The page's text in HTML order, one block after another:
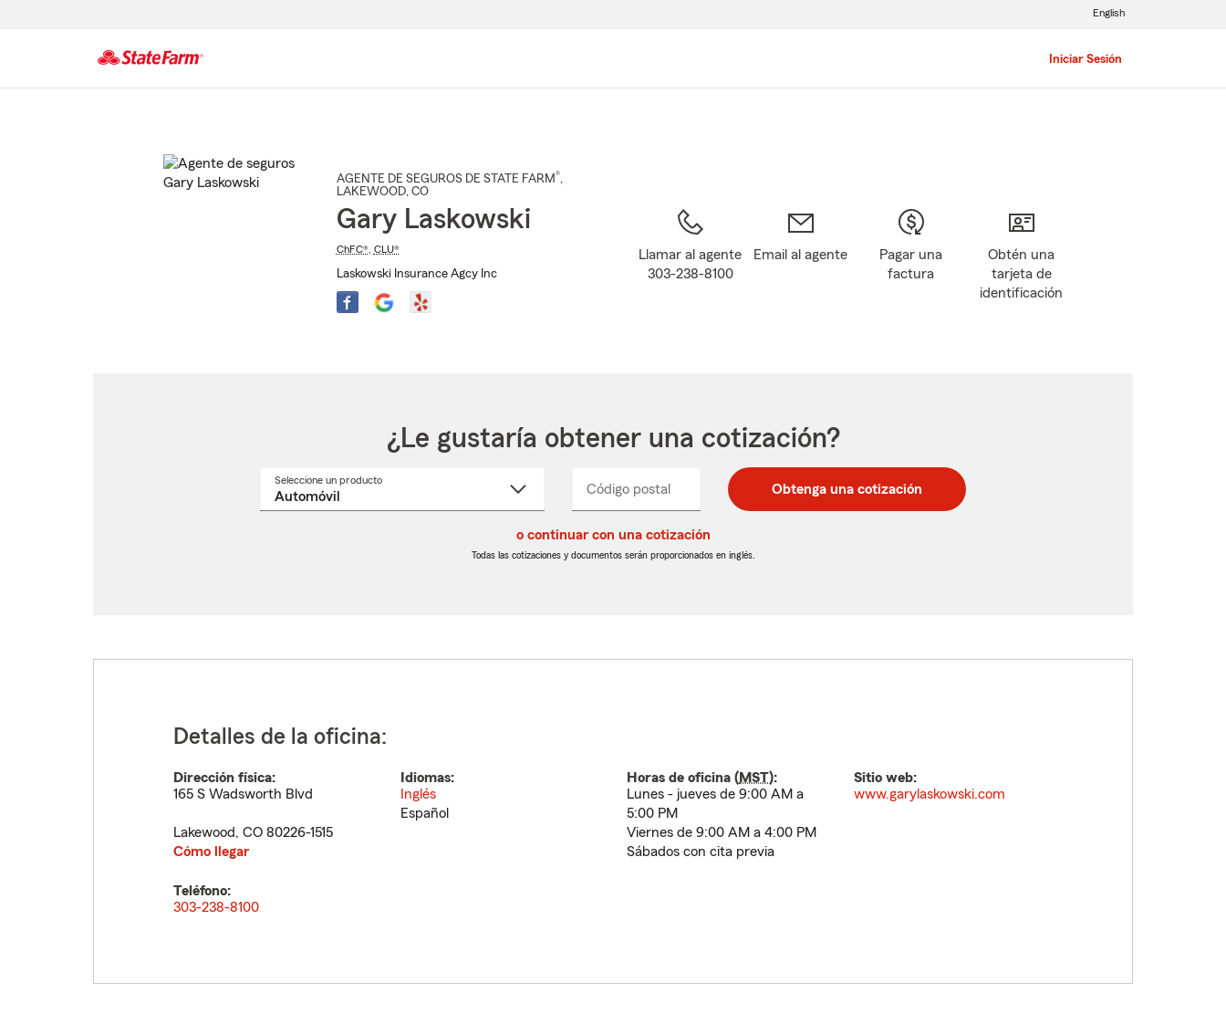
Iniciar Sesión
English
AGENTE DE SEGUROS DE STATE FARM®,
LAKEWOOD, CO
Gary Laskowski
ChFC®, CLU®
Laskowski Insurance Agcy Inc
Llamar al agente
303-238-8100
Email al agente
Pagar una
factura
Obtén una
tarjeta de
identificación
¿Le gustaría obtener una cotización?
Seleccione un productoSeleccione
Código postal
postal
de
postal
de
_____ Obtenga una cotización
o continuar con una cotización
Todas las cotizaciones y documentos serán proporcionados en inglés.
Detalles de la oficina:
Dirección física:
165 S Wadsworth Blvd
Lakewood, CO 80226-1515
Cómo llegar
Idiomas:
Inglés
Español
Horas de oficina (MST):
Lunes - jueves de 9:00 AM a
5:00 PM
Viernes de 9:00 AM a 4:00 PM
Sábados con cita previa
Sitio web:
www.garylaskowski.com
Teléfono:
303-238-8100